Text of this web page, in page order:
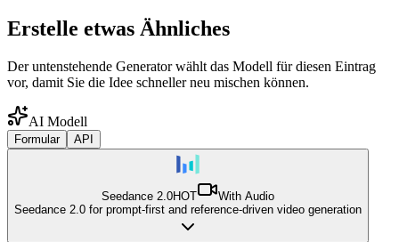
Erstelle etwas Ähnliches
Der untenstehende Generator wählt das Modell für diesen Eintrag
vor, damit Sie die Idee schneller neu mischen können.
AI Modell
Formular API
Seedance 2.0HOT
With Audio
Seedance 2.0 for prompt-first and reference-driven video generation